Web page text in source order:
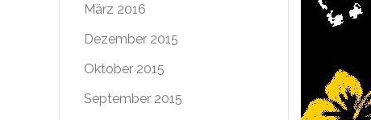
März 2016
Dezember 2015
Oktober 2015
September 2015